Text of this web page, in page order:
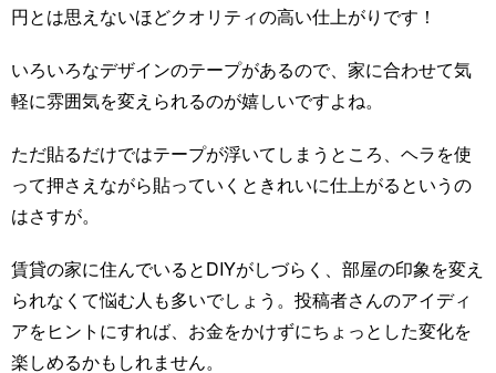
円とは思えないほどクオリティの高い仕上がりです！
いろいろなデザインのテープがあるので、家に合わせて気
軽に雰囲気を変えられるのが嬉しいですよね。
ただ貼るだけではテープが浮いてしまうところ、ヘラを使
って押さえながら貼っていくときれいに仕上がるというの
はさすが。
賃貸の家に住んでいるとDIYがしづらく、部屋の印象を変え
られなくて悩む人も多いでしょう。投稿者さんのアイディ
アをヒントにすれば、お金をかけずにちょっとした変化を
楽しめるかもしれません。